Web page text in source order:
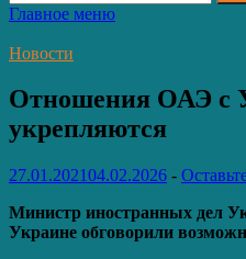
Главное меню
Новости
Отношения ОАЭ с
укрепляются
27.01.202104.02.2026 -
Министр иностранных дел
Украине обговорили